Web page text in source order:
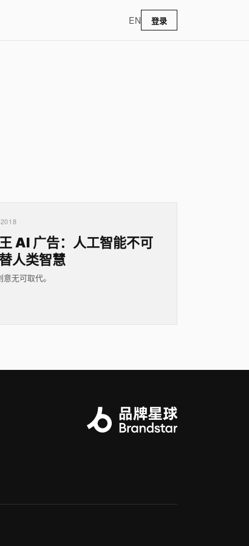
EN 登录
AI 广告：人工智能不可
人类智慧
意无可取代。